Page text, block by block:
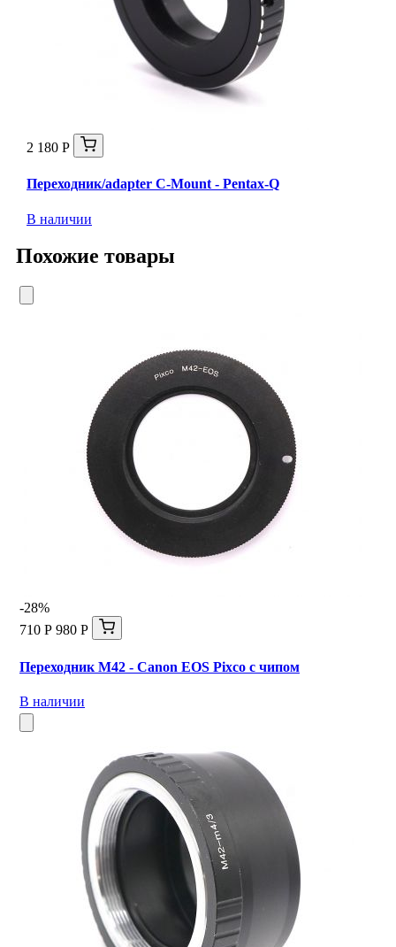
2 180 Р
Переходник/adapter C-Mount - Pentax-Q
В наличии
Похожие товары
-28%
710 Р 980 Р
Переходник M42 - Canon EOS Pixco с чипом
В наличии